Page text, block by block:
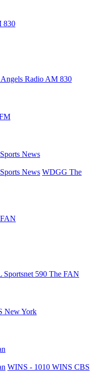
830
Radio AM 830
News
News WDGG The
Sportsnet 590 The FAN
New York
WINS - 1010 WINS CBS